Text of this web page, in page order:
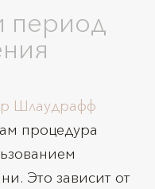
период
Шлаудрафф
процедура
Это зависит от